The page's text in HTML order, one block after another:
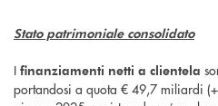
Stato patrimoniale consolidato
I finanziamenti netti a clientela
portandosi a quota € 49,7 miliardi